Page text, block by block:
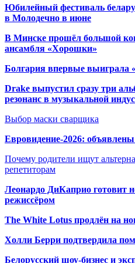
Юбилейный фестиваль
в Молодечно в июне
В Минске прошёл большой
ансамбля «Хорошки»
Болгария впервые выиграла
Drake выпустил сразу три
резонанс в музыкальной
Выбор маски сварщика
Евровидение-2026:
Почему родители ищут
репетиторам
Леонардо ДиКаприо готовит
режиссёром
The White Lotus продлён на
Холли Берри подтвердила
Белорусский шоу-бизнес и